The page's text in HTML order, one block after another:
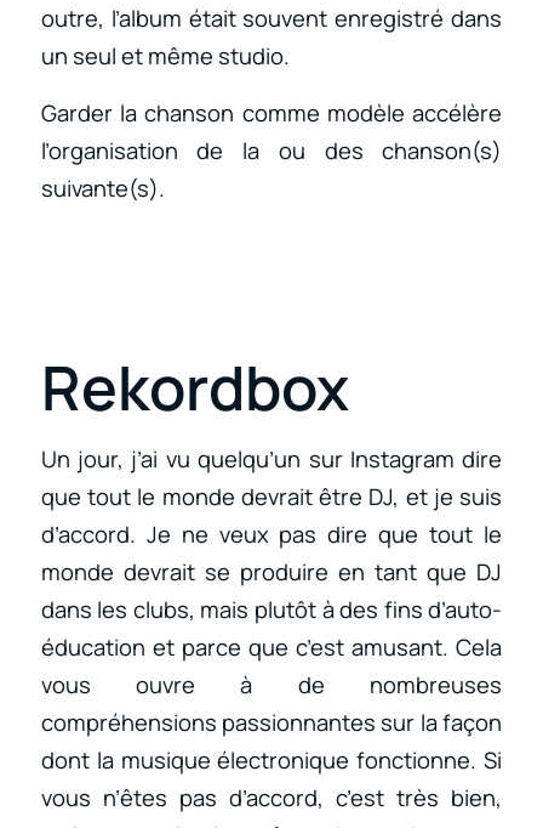
outre, l’album était souvent enregistré dans
un seul et même studio.
Garder la chanson comme modèle accélère
l’organisation de la ou des chanson(s)
suivante(s).
Rekordbox
Un jour, j’ai vu quelqu’un sur Instagram dire
que tout le monde devrait être DJ, et je suis
d’accord. Je ne veux pas dire que tout le
monde devrait se produire en tant que DJ
dans les clubs, mais plutôt à des fins d’auto-
éducation et parce que c’est amusant. Cela
vous ouvre à de nombreuses
compréhensions passionnantes sur la façon
dont la musique électronique fonctionne. Si
vous n’êtes pas d’accord, c’est très bien,